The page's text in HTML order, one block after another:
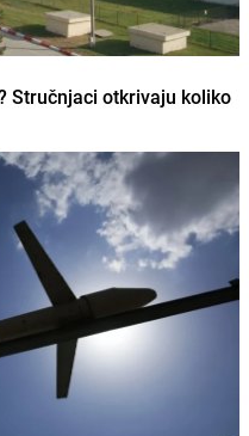
Stručnjaci otkrivaju koliko